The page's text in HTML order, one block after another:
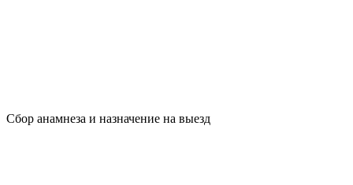
Сбор анамнеза и назначение на выезд